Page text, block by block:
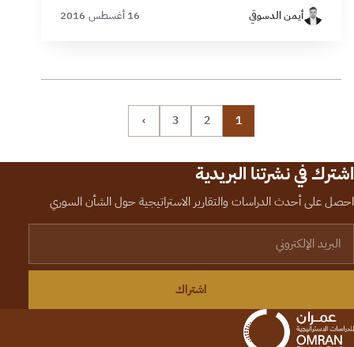
أيمن الدسوقي 16 أغسطس 2016
1
2
3
›
اشترك في نشرتنا البريدية
احصل على أحدث الدراسات والتقارير الاستراتيجية حول الشأن السوري
اشتراك